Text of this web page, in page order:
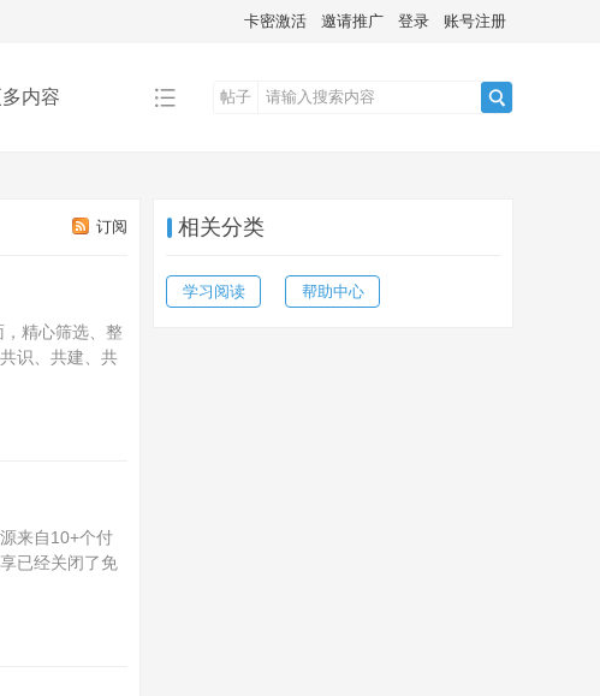
卡密激活 邀请推广 登录 账号注册
内容
帖子
订阅
精心筛选、整
识、共建、共
来自10+个付
已经关闭了免
相关分类
学习阅读 帮助中心